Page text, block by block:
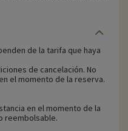
de la tarifa que haya
de cancelación. No
el momento de la reserva.
en el momento de la
reembolsable.